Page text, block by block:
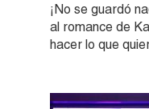
¡No se guardó
al romance de
hacer lo que